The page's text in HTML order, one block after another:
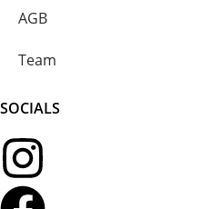
AGB
Team
SOCIALS